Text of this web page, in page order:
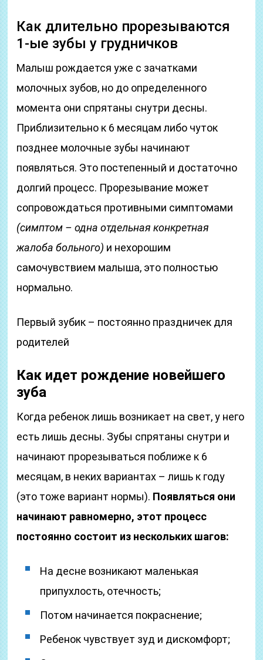
Как длительно прорезываются
1-ые зубы у грудничков
Малыш рождается уже с зачатками
молочных зубов, но до определенного
момента они спрятаны снутри десны.
Приблизительно к 6 месяцам либо чуток
позднее молочные зубы начинают
появляться. Это постепенный и достаточно
долгий процесс. Прорезывание может
сопровождаться противными симптомами
(симптом – одна отдельная конкретная
жалоба больного) и нехорошим
самочувствием малыша, это полностью
нормально.
Первый зубик – постоянно праздничек для
родителей
Как идет рождение новейшего
зуба
Когда ребенок лишь возникает на свет, у него
есть лишь десны. Зубы спрятаны снутри и
начинают прорезываться поближе к 6
месяцам, в неких вариантах – лишь к году
(это тоже вариант нормы). Появляться они
начинают равномерно, этот процесс
постоянно состоит из нескольких шагов:
На десне возникают маленькая
припухлость, отечность;
Потом начинается покраснение;
Ребенок чувствует зуд и дискомфорт;